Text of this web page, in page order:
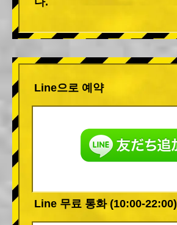
Line으로 예약
Line 무료 통화 (10:00-22:00)